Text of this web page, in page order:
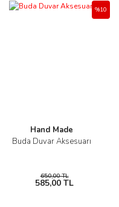
Hand Made
Buda Duvar Aksesuarı
%10
650,00 TL
585,00 TL